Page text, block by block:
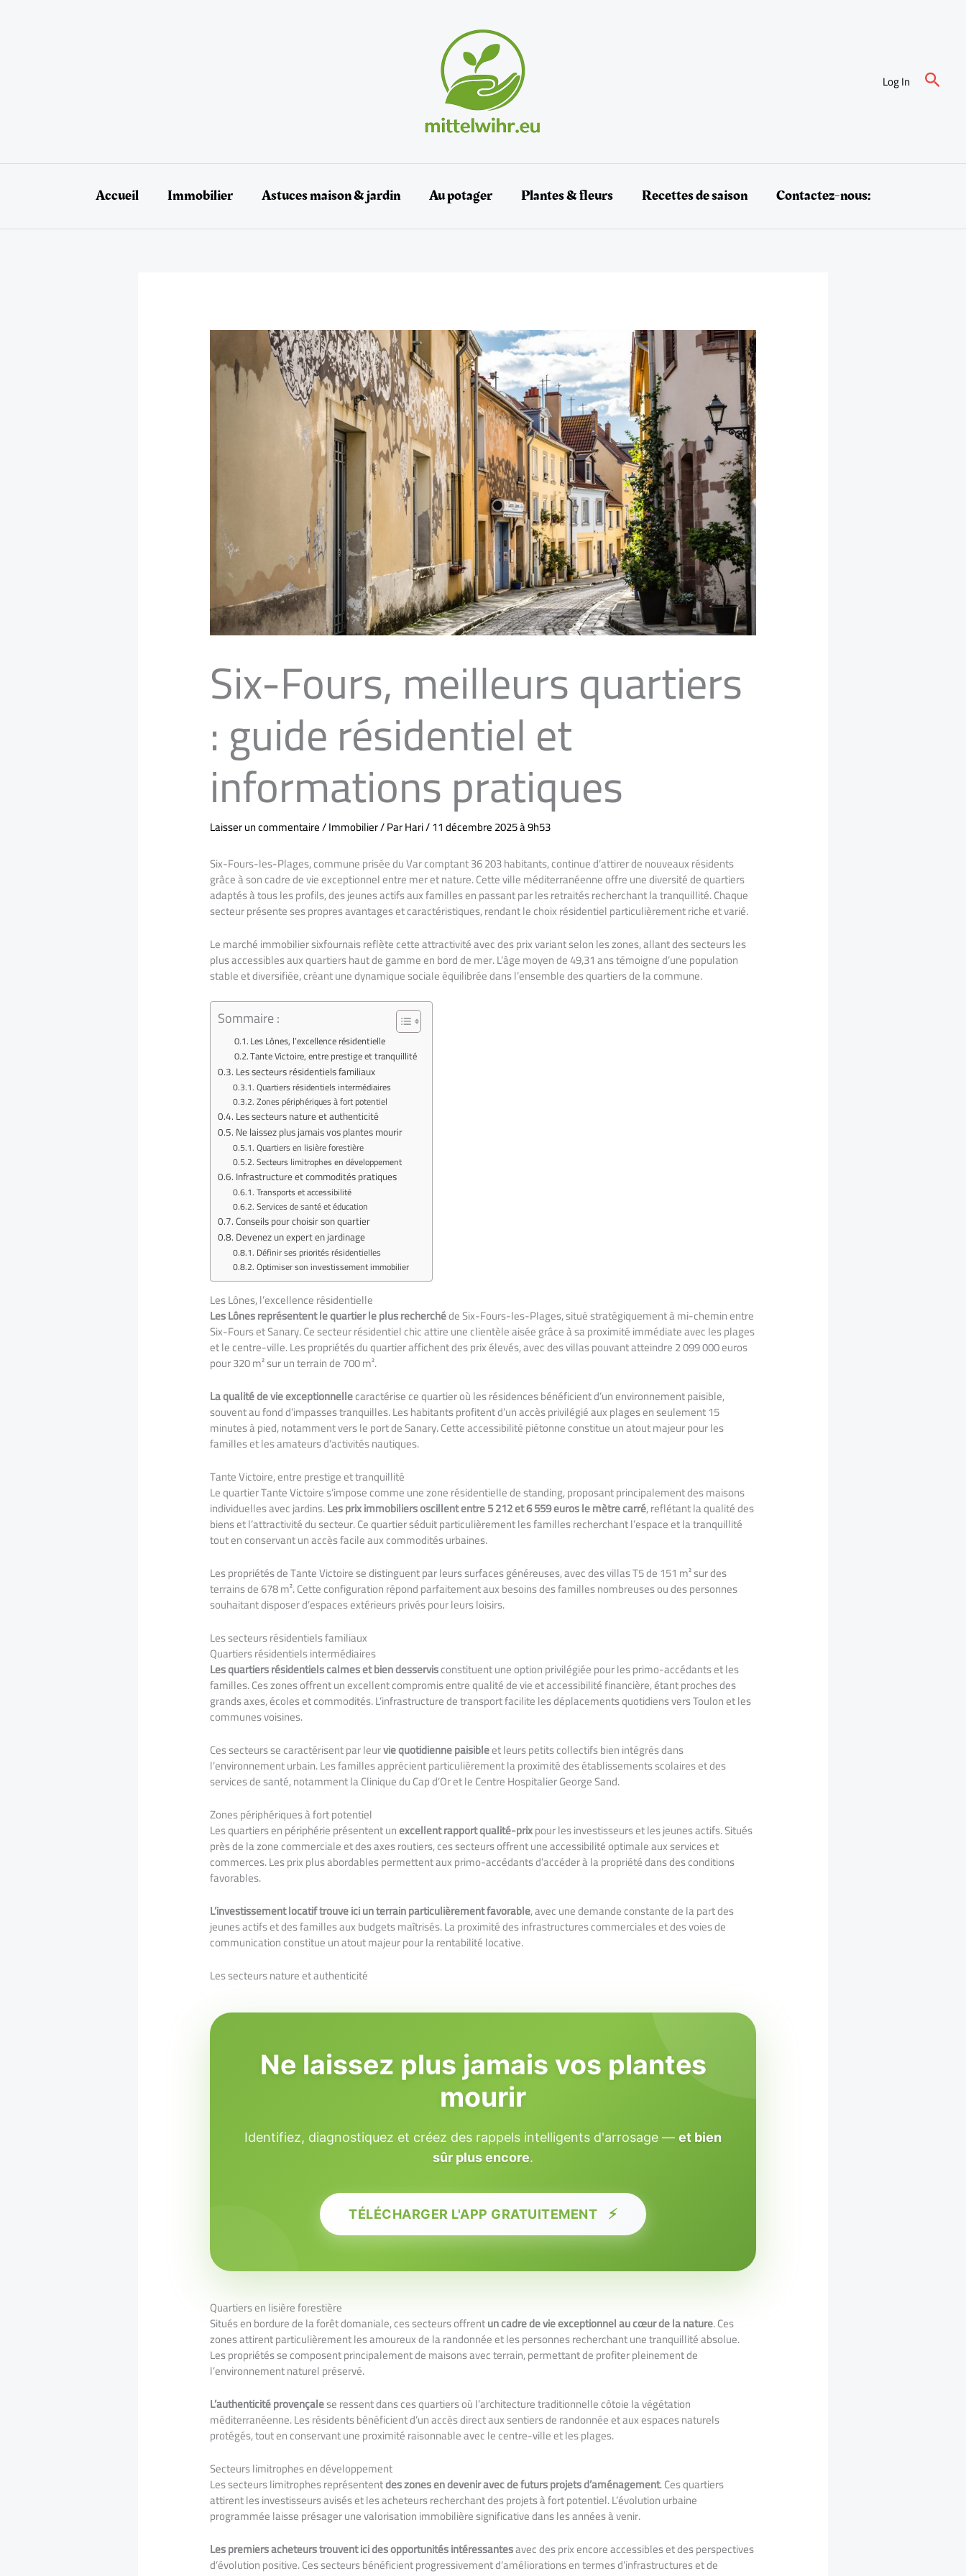
Log In
Accueil Immobilier Astuces maison & jardin Au potager Plantes & fleurs Recettes de saison Contactez-nous:
Six-Fours, meilleurs quartiers
: guide résidentiel et
informations pratiques
Laisser un commentaire/Immobilier/ ParHari/11 décembre 2025 à 9h53
Six-Fours-les-Plages, commune prisée du Var comptant 36 203 habitants, continue d’attirer de nouveaux résidents
grâce à son cadre de vie exceptionnel entre mer et nature. Cette ville méditerranéenne offre une diversité de quartiers
adaptés à tous les profils, des jeunes actifs aux familles en passant par les retraités recherchant la tranquillité. Chaque
secteur présente ses propres avantages et caractéristiques, rendant le choix résidentiel particulièrement riche et varié.
Le marché immobilier sixfournais reflète cette attractivité avec des prix variant selon les zones, allant des secteurs les
plus accessibles aux quartiers haut de gamme en bord de mer. L’âge moyen de 49,31 ans témoigne d’une population
stable et diversifiée, créant une dynamique sociale équilibrée dans l’ensemble des quartiers de la commune.
Sommaire :
Les Lônes, l’excellence résidentielle
Tante Victoire, entre prestige et tranquillité
Les secteurs résidentiels familiaux
Quartiers résidentiels intermédiaires
Zones périphériques à fort potentiel
Les secteurs nature et authenticité
Ne laissez plus jamais vos plantes mourir
Quartiers en lisière forestière
Secteurs limitrophes en développement
Infrastructure et commodités pratiques
Transports et accessibilité
Services de santé et éducation
Conseils pour choisir son quartier
Devenez un expert en jardinage
Définir ses priorités résidentielles
Optimiser son investissement immobilier
Les Lônes, l’excellence résidentielle
Les Lônes représentent le quartier le plus recherchéde Six-Fours-les-Plages, situé stratégiquement à mi-chemin entre
Six-Fours et Sanary. Ce secteur résidentiel chic attire une clientèle aisée grâce à sa proximité immédiate avec les plages
et le centre-ville. Les propriétés du quartier affichent des prix élevés, avec des villas pouvant atteindre 2 099 000 euros
pour 320 m² sur un terrain de 700 m².
La qualité de vie exceptionnellecaractérise ce quartier où les résidences bénéficient d’un environnement paisible,
souvent au fond d’impasses tranquilles. Les habitants profitent d’un accès privilégié aux plages en seulement 15
minutes à pied, notamment vers le port de Sanary. Cette accessibilité piétonne constitue un atout majeur pour les
familles et les amateurs d’activités nautiques.
Tante Victoire, entre prestige et tranquillité
Le quartier Tante Victoire s’impose comme une zone résidentielle de standing, proposant principalement des maisons
individuelles avec jardins.Les prix immobiliers oscillent entre 5 212 et 6 559 euros le mètre carré, reflétant la qualité des
biens et l’attractivité du secteur. Ce quartier séduit particulièrement les familles recherchant l’espace et la tranquillité
tout en conservant un accès facile aux commodités urbaines.
Les propriétés de Tante Victoire se distinguent par leurs surfaces généreuses, avec des villas T5 de 151 m² sur des
terrains de 678 m². Cette configuration répond parfaitement aux besoins des familles nombreuses ou des personnes
souhaitant disposer d’espaces extérieurs privés pour leurs loisirs.
Les secteurs résidentiels familiaux
Quartiers résidentiels intermédiaires
Les quartiers résidentiels calmes et bien desservisconstituent une option privilégiée pour les primo-accédants et les
familles. Ces zones offrent un excellent compromis entre qualité de vie et accessibilité financière, étant proches des
grands axes, écoles et commodités. L’infrastructure de transport facilite les déplacements quotidiens vers Toulon et les
communes voisines.
Ces secteurs se caractérisent par leurvie quotidienne paisibleet leurs petits collectifs bien intégrés dans
l’environnement urbain. Les familles apprécient particulièrement la proximité des établissements scolaires et des
services de santé, notamment la Clinique du Cap d’Or et le Centre Hospitalier George Sand.
Zones périphériques à fort potentiel
Les quartiers en périphérie présentent unexcellent rapport qualité-prixpour les investisseurs et les jeunes actifs. Situés
près de la zone commerciale et des axes routiers, ces secteurs offrent une accessibilité optimale aux services et
commerces. Les prix plus abordables permettent aux primo-accédants d’accéder à la propriété dans des conditions
favorables.
L’investissement locatif trouve ici un terrain particulièrement favorable, avec une demande constante de la part des
jeunes actifs et des familles aux budgets maîtrisés. La proximité des infrastructures commerciales et des voies de
communication constitue un atout majeur pour la rentabilité locative.
Les secteurs nature et authenticité
Ne laissez plus jamais vos plantes
mourir
Identifiez, diagnostiquez et créez des rappels intelligents d'arrosage — et bien
sûr plus encore.
TÉLÉCHARGER L'APP GRATUITEMENT ⚡
Quartiers en lisière forestière
Situés en bordure de la forêt domaniale, ces secteurs offrentun cadre de vie exceptionnel au cœur de la nature. Ces
zones attirent particulièrement les amoureux de la randonnée et les personnes recherchant une tranquillité absolue.
Les propriétés se composent principalement de maisons avec terrain, permettant de profiter pleinement de
l’environnement naturel préservé.
L’authenticité provençalese ressent dans ces quartiers où l’architecture traditionnelle côtoie la végétation
méditerranéenne. Les résidents bénéficient d’un accès direct aux sentiers de randonnée et aux espaces naturels
protégés, tout en conservant une proximité raisonnable avec le centre-ville et les plages.
Secteurs limitrophes en développement
Les secteurs limitrophes représententdes zones en devenir avec de futurs projets d’aménagement. Ces quartiers
attirent les investisseurs avisés et les acheteurs recherchant des projets à fort potentiel. L’évolution urbaine
programmée laisse présager une valorisation immobilière significative dans les années à venir.
Les premiers acheteurs trouvent ici des opportunités intéressantesavec des prix encore accessibles et des perspectives
d’évolution positive. Ces secteurs bénéficient progressivement d’améliorations en termes d’infrastructures et de